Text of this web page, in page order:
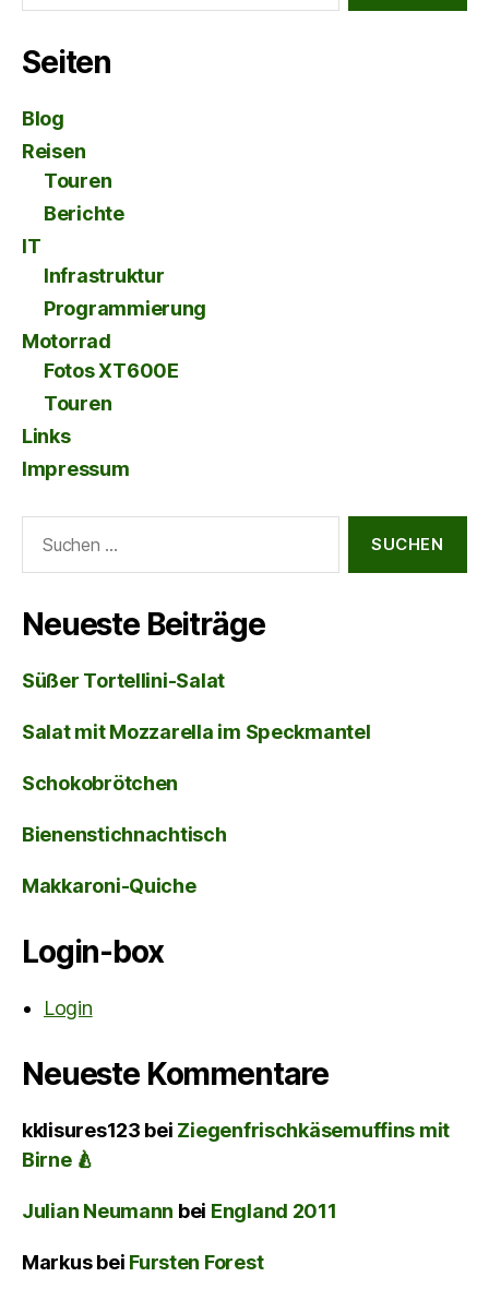
Seiten
Blog
Reisen
Touren
Berichte
IT
Infrastruktur
Programmierung
Motorrad
Fotos XT600E
Touren
Links
Impressum
nach:
Neueste Beiträge
Süßer Tortellini-Salat
Salat mit Mozzarella im Speckmantel
Schokobrötchen
Bienenstichnachtisch
Makkaroni-Quiche
Login-box
Login
Neueste Kommentare
kklisures123 bei Ziegenfrischkäsemuffins mit
Birne 🍐
Julian Neumann bei England 2011
Markusbei Fursten Forest